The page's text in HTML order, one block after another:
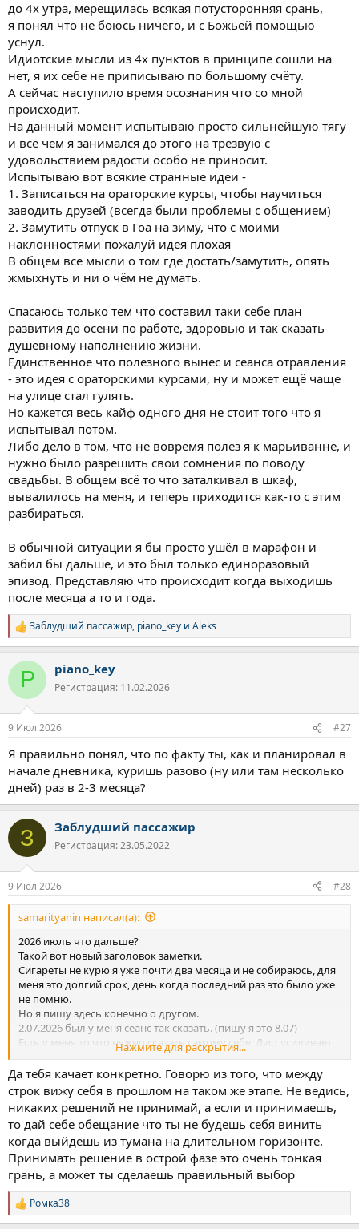
до 4х утра, мерещилась всякая потусторонняя срань,
я понял что не боюсь ничего, и с Божьей помощью
уснул.
Идиотские мысли из 4х пунктов в принципе сошли на
нет, я их себе не приписываю по большому счёту.
А сейчас наступило время осознания что со мной
происходит.
На данный момент испытываю просто сильнейшую тягу
и всё чем я занимался до этого на трезвую с
удовольствием радости особо не приносит.
Испытываю вот всякие странные идеи -
1. Записаться на ораторские курсы, чтобы научиться
заводить друзей (всегда были проблемы с общением)
2. Замутить отпуск в Гоа на зиму, что с моими
наклонностями пожалуй идея плохая
В общем все мысли о том где достать/замутить, опять
жмыхнуть и ни о чём не думать.
Спасаюсь только тем что составил таки себе план
развития до осени по работе, здоровью и так сказать
душевному наполнению жизни.
Единственное что полезного вынес и сеанса отравления
- это идея с ораторскими курсами, ну и может ещё чаще
на улице стал гулять.
Но кажется весь кайф одного дня не стоит того что я
испытывал потом.
Либо дело в том, что не вовремя полез я к марьиванне, и
нужно было разрешить свои сомнения по поводу
свадьбы. В общем всё то что заталкивал в шкаф,
вывалилось на меня, и теперь приходится как-то с этим
разбираться.
В обычной ситуации я бы просто ушёл в марафон и
забил бы дальше, и это был только единоразовый
эпизод. Представляю что происходит когда выходишь
после месяца а то и года.
Р
е
к
и
Заблудший пассажир, piano_key и Aleks
P piano_key
Регистрация: 11.02.2026
9 Июл 2026 #27
Я правильно понял, что по факту ты, как и планировал в
начале дневника, куришь разово (ну или там несколько
дней) раз в 2-3 месяца?
З Заблудший пассажир
Регистрация: 23.05.2022
9 Июл 2026 #28
samarityanin написал(а):
2026 июль что дальше?
Такой вот новый заголовок заметки.
Сигареты не курю я уже почти два месяца и не собираюсь, для
меня это долгий срок, день когда последний раз это было уже
не помню.
Но я пишу здесь конечно о другом.
2.07.2026 был у меня сеанс так сказать. (пишу я это 8.07)
Есть у меня то что нужно сказать самому себе. Дуст усиливает
состояние и мысли, с которыми ты приходишь к нему.
Даже если они подавлены, и спрятаны где глубоко под
половыми тряпками в углу, куда луч Солнца не заглядывает.
Сам день сеанса описывать не буду, и так всё понятно.
Затем следующие три дня было чисто блуждание в лабиринтах
разума.
Я проснулся утром 9.07, мне было очень хорошо, что
практически никогда не бывает утром.
1. Хотелось уехать, бросить всё, даже девушку которой
предложение сделал.
2. Найти компания торчебосов и поселиться с ними.
3. Вырастить себе лес дуста
Нажмите для раскрытия...
Да тебя качает конкретно. Говорю из того, что между
строк вижу себя в прошлом на таком же этапе. Не ведись,
никаких решений не принимай, а если и принимаешь,
то дай себе обещание что ты не будешь себя винить
когда выйдешь из тумана на длительном горизонте.
Принимать решение в острой фазе это очень тонкая
грань, а может ты сделаешь правильный выбор
Р
е
Ромка38